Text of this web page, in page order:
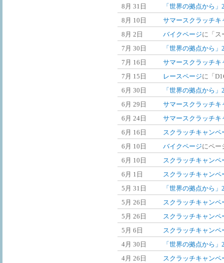
8月 31日
「世界の拠点から
8月 10日
サマースクラッチキ
8月 2日
バイクページに「ス
7月 30日
「世界の拠点から
7月 16日
サマースクラッチキ
7月 15日
レースページに「
6月 30日
「世界の拠点から
6月 29日
サマースクラッチキ
6月 24日
サマースクラッチキ
6月 16日
スクラッチキャンペ
6月 10日
バイクページにペー
6月 10日
スクラッチキャンペ
6月 1日
スクラッチキャンペ
5月 31日
「世界の拠点から
5月 26日
スクラッチキャンペ
5月 26日
スクラッチキャンペ
5月 6日
スクラッチキャンペ
4月 30日
「世界の拠点から
4月 26日
スクラッチキャンペ